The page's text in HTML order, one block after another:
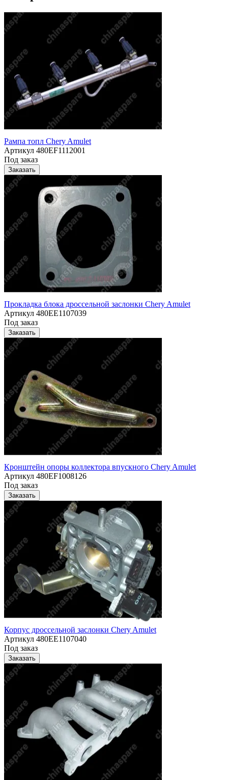
Рампа топл Chery Amulet
Артикул 480EF1112001
Под заказ
Заказать
Прокладка блока дроссельной заслонки Chery Amulet
Артикул 480EE1107039
Под заказ
Заказать
Кронштейн опоры коллектора впускного Chery Amulet
Артикул 480EF1008126
Под заказ
Заказать
Корпус дроссельной заслонки Chery Amulet
Артикул 480EE1107040
Под заказ
Заказать